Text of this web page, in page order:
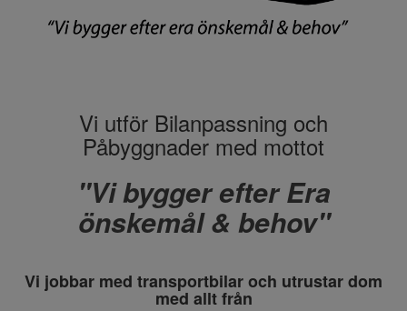
Vi utför Bilanpassning och
Påbyggnader med mottot
"Vi bygger efter Era
önskemål & behov"
Vi jobbar med transportbilar och utrustar dom
med allt från